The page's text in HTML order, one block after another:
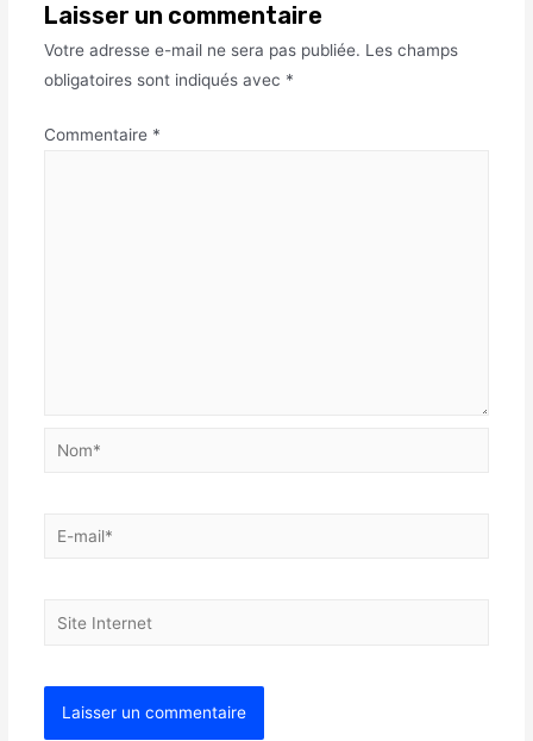
Laisser un commentaire
Votre adresse e-mail ne sera pas publiée. Les champs
obligatoires sont indiqués avec *
Commentaire *